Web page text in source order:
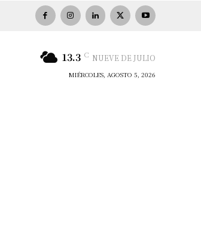
13.3 C NUEVE DE JULIO
MIÉRCOLES, AGOSTO 5, 2026